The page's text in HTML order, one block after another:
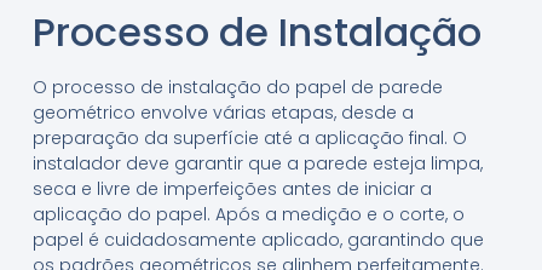
Processo de Instalação
O processo de instalação do papel de parede
geométrico envolve várias etapas, desde a
preparação da superfície até a aplicação final. O
instalador deve garantir que a parede esteja limpa,
seca e livre de imperfeições antes de iniciar a
aplicação do papel. Após a medição e o corte, o
papel é cuidadosamente aplicado, garantindo que
os padrões geométricos se alinhem perfeitamente.